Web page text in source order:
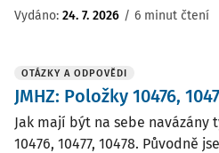
Vydáno: 24. 7. 2026 / 6 minut čtení
OTÁZKY A ODPOVĚDI
JMHZ: Položky 10476,
Jak mají být na sebe navázány
10476, 10477, 10478. Původně